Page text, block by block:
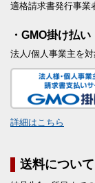
適格請求書発行事業
・GMO掛け払い
法人/個人事業主を対
詳細はこちら
送料について